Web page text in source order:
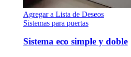
Agregar a Lista de Deseos
Sistemas para puertas
Sistema eco simple y doble